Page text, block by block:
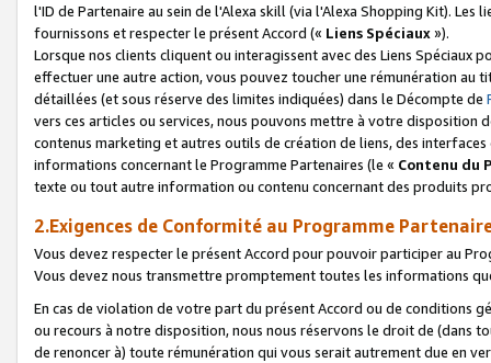
l'ID de Partenaire au sein de l'Alexa skill (via l'Alexa Shopping Kit).
fournissons et respecter le présent Accord (« Liens Spéciaux»).
Lorsque nos clients cliquent ou interagissent avec des Liens Spéciaux
effectuer une autre action, vous pouvez toucher une rémunération
détaillées (et sous réserve des limites indiquées) dans le Décompte de
vers ces articles ou services, nous pouvons mettre à votre disposition
contenus marketing et autres outils de création de liens, des
informations concernant le Programme Partenaires (le « Contenu du
texte ou tout autre information ou contenu concernant des produits
2.Exigences de Conformité au Programme
Vous devez respecter le présent Accord pour pouvoir participer au
Vous devez nous transmettre promptement toutes les informations
En cas de violation de votre part du présent Accord ou de conditions
ou recours à notre disposition, nous nous réservons le droit de (dans
de renoncer à) toute rémunération qui vous serait autrement due en